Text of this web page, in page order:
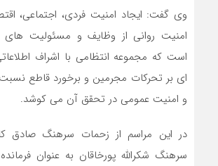
وی گفت: ایجاد امنیت فردی، اجتماعی،
امنیت روانی از وظایف و مسئولیت های
است که مجموعه انتظامی با اشراف
ای بر تحرکات مجرمین و برخورد قاطع
و امنیت عمومی در تحقق آن می کوشد.
در این مراسم از زحمات سرهنگ صادق
سرهنگ شکرالله پورخاقان به عنوان